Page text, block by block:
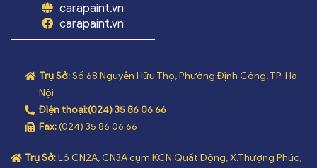
carapaint.vn
carapaint.vn
Trụ Sở:Số 68 Nguyễn Hữu Thọ, Phường Định Công, TP. Hà
Nội
Điện thoại:(024) 35 86 06 66
Fax:(024) 35 86 06 66
Trụ Sở:Lô CN2A, CN3A cụm KCN Quất Động, X.Thượng Phúc,